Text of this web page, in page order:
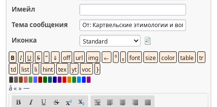
Имейл
Тема сообщения
Иконка
á« »—